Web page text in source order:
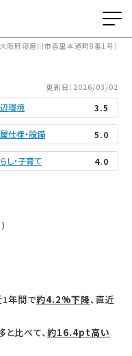
阪府寝屋川市香里本通町8番1号）
更新日：2026/03/02
環境 3.5
仕様・設備 5.0
し・子育て 4.0
1年間で約4.2%下降、直近
比べて、約16.4pt高い